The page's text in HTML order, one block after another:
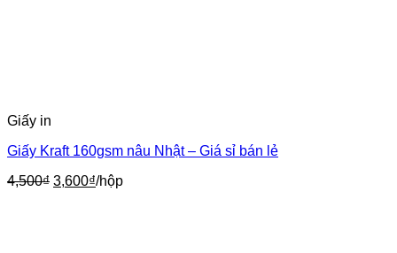
Giấy in
Giấy Kraft 160gsm nâu Nhật – Giá sỉ bán lẻ
4,500₫ Giá
3,600₫Giá
/hộp